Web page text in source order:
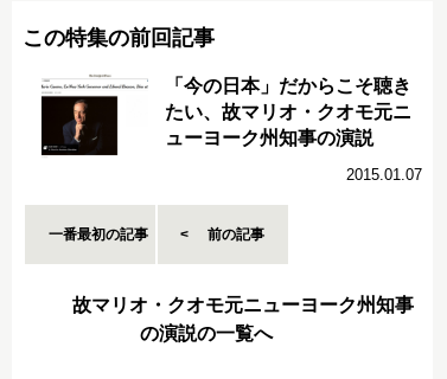
この特集の前回記事
「今の日本」だからこそ聴き
たい、故マリオ・クオモ元ニ
ューヨーク州知事の演説
2015.01.07
一番最初の記事 前の記事
故マリオ・クオモ元ニューヨーク州知事
の演説の一覧へ